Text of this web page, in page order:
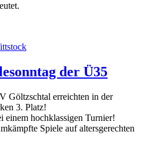
der Ü35
Göltzschtal erreichten in der
3. Platz!
einem hochklassigen Turnier!
Spiele auf altersgerechten